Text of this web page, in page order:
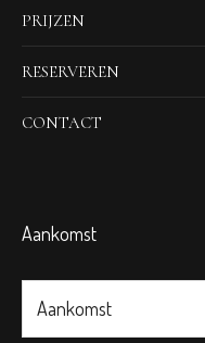
PRIJZEN
RESERVEREN
CONTACT
Aankomst
Aankomst